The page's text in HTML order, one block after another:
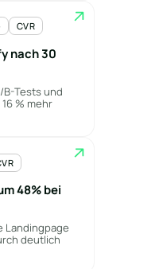
CVR
nach 30
Tests und
% mehr
48% bei
Landingpage
deutlich